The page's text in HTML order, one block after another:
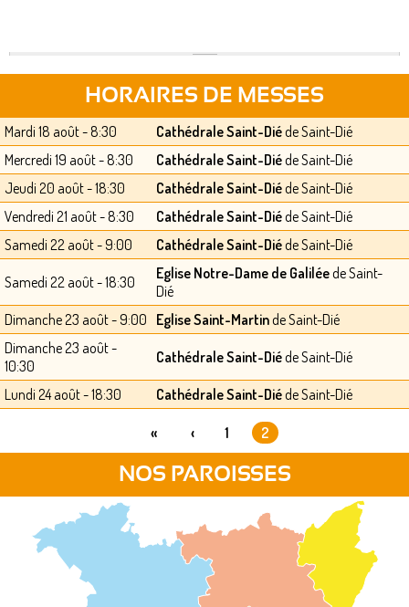
HORAIRES DE MESSES
Mardi 18 août - 8:30 Cathédrale Saint-Diéde Saint-Dié
Mercredi 19 août - 8:30
Cathédrale Saint-Diéde Saint-Dié
Jeudi 20 août - 18:30
Cathédrale Saint-Diéde Saint-Dié
Vendredi 21 août - 8:30
Cathédrale Saint-Diéde Saint-Dié
Samedi 22 août - 9:00
Cathédrale Saint-Diéde Saint-Dié
Samedi 22 août - 18:30 Eglise Notre-Dame de Galiléede Saint-
Dié
Dimanche 23 août - 9:00 Eglise Saint-Martinde Saint-Dié
Dimanche 23 août -
10:30
Cathédrale Saint-Diéde Saint-Dié
Lundi 24 août - 18:30 Cathédrale Saint-Diéde Saint-Dié
« ‹ 1 2
NOS PAROISSES